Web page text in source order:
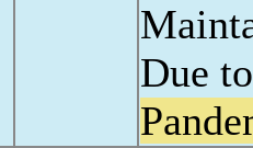
Due